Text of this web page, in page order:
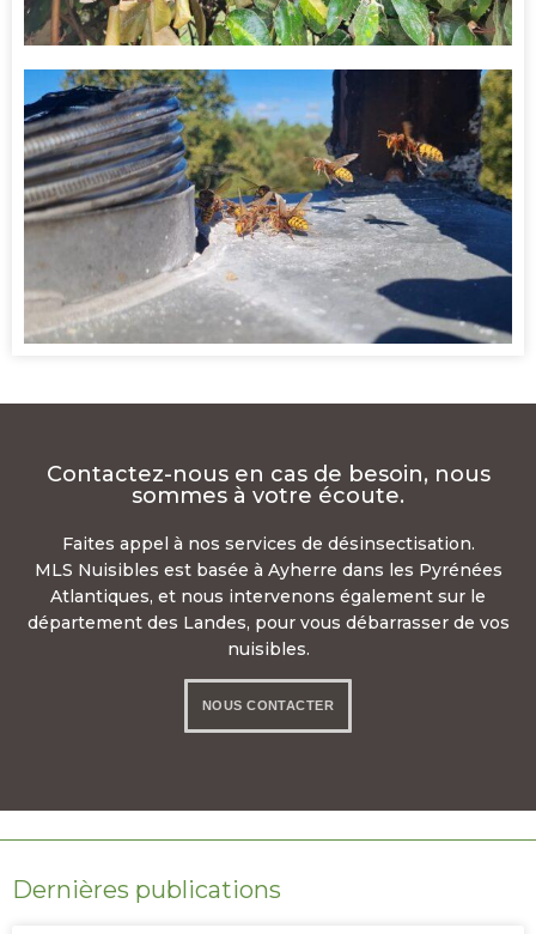
Contactez-nous en cas de besoin, nous
sommes à votre écoute.
Faites appel à nos services de désinsectisation.
MLS Nuisibles est basée à Ayherre dans les Pyrénées
Atlantiques, et nous intervenons également sur le
département des Landes, pour vous débarrasser de vos
nuisibles.
NOUS CONTACTER
Dernières publications